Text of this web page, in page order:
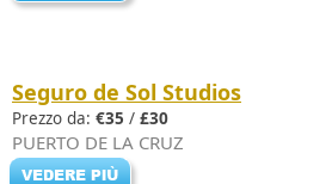
Seguro de Sol Studios
Prezzo da: €35 / £30
PUERTO DE LA CRUZ